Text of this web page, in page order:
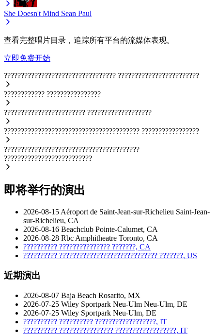
She Doesn't Mind Sean Paul
查看完整唱片目录，追踪所有平台的流媒体表现。
立即免费开始
????????????????????????????????? ????????????????????????
???????????? ????????????????
???????????????????????? ???????????????????
???????????????????????????????????????? ?????????????????
????????????????????????????????????????
??????????????????????????
即将举行的演出
2026-08-15 Aéroport de Saint-Jean-sur-Richelieu Saint-Jean-
sur-Richelieu, CA
2026-08-16 Beachclub Pointe-Calumet, CA
2026-08-28 Rbc Amphitheatre Toronto, CA
?????????? ??????????????? ???????, CA
?????????? ????????????????????????????? ???????, US
近期演出
2026-08-07 Baja Beach Rosarito, MX
2026-07-25 Wiley Sportpark Neu-Ulm Neu-Ulm, DE
2026-07-25 Wiley Sportpark Neu-Ulm, DE
?????????? ?????????? ??????????????????, IT
?????????? ???????????????? ??????????????????, IT